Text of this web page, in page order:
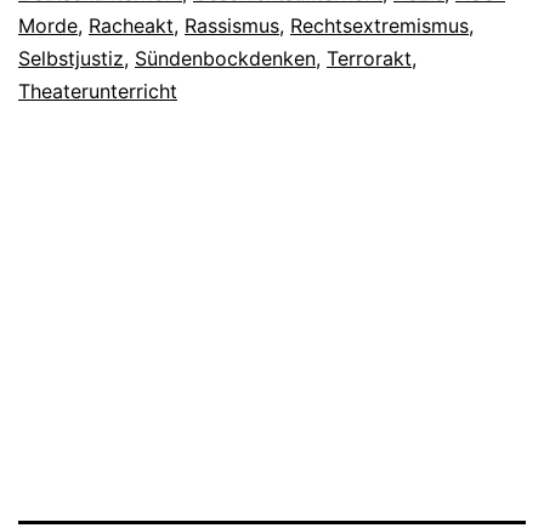
Morde, Racheakt, Rassismus, Rechtsextremismus,
Selbstjustiz, Sündenbockdenken, Terrorakt,
Theaterunterricht